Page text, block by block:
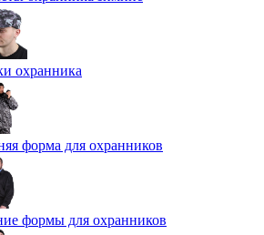
охранника
форма для охранников
формы для охранников